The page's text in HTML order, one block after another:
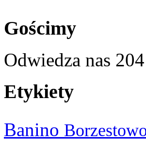
Gościmy
Odwiedza nas
Etykiety
Banino